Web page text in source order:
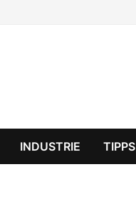
INDUSTRIE TIPPS